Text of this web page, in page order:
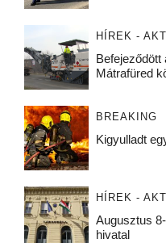
HÍREK -
Mátrafüred
BREAKING
Kigyulladt
HÍREK -
Augusztus
hivatal